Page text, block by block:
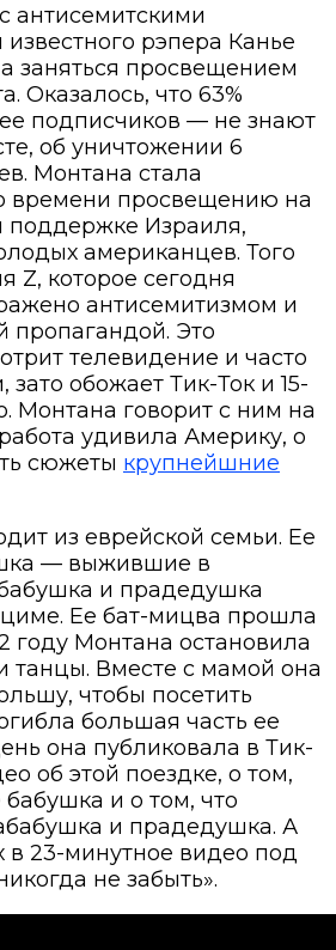
антисемитскими
рэпера Канье
заняться просвещением
Оказалось, что 63%
подписчиков — не знают
об уничтожении 6
Монтана стала
времени просвещению на
поддержке Израиля,
американцев. Того
Z, которое сегодня
антисемитизмом и
пропагандой. Это
телевидение и часто
зато обожает Тик-Ток и 15-
Монтана говорит с ним на
удивила Америку, о
сюжеты крупнейшние
из еврейской семьи. Ее
— выжившие в
и прадедушка
Ее бат-мицва прошла
году Монтана остановила
танцы. Вместе с мамой она
чтобы посетить
большая часть ее
она публиковала в Тик-
об этой поездке, о том,
и о том, что
и прадедушка. А
в 23-минутное видео под
не забыть».